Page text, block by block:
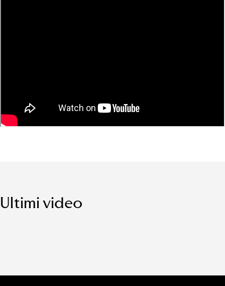
Ultimi video